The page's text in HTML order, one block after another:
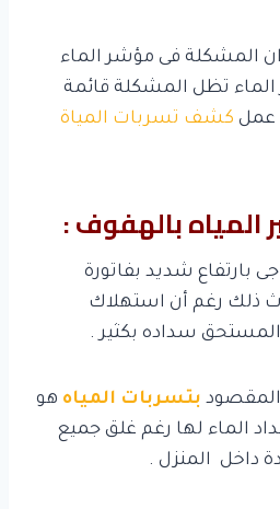
المشكلة فى مؤشر الماء
تظل المشكلة قائمة
عمل كشف تسربات المياة
المياه بالهفوف :
بارتفاع شديد بفاتورة
ذلك رغم أن استهلاك
المستحق سداده بكثير .
المقصود بتسربات المياه هو
الماء لها رغم غلق جميع
داخل المنزل .